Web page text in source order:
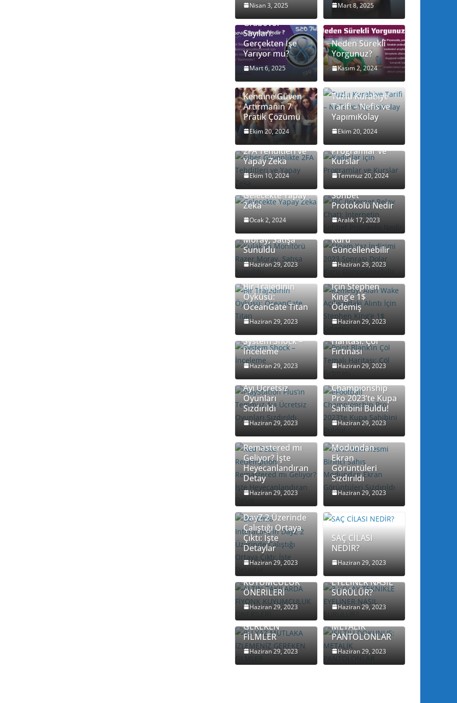
Nisan 3, 2025 Mart 8, 2025
Grabovoi
Sayıları:
Gerçekten İşe
Yarıyor mu?
Mart 6, 2025
Neden Sürekli
Yorgunuz?
Kasım 2, 2024
Kendine Güven
Artırmanın 7
Pratik Çözümü
Ekim 20, 2024
Tuzlu Kurabiye
Tarifi – Nefis ve
YapımıKolay
Ekim 20, 2024
Siber Güvenlikte
2FA Tehditleri ve
Yapay Zeka
Ekim 10, 2024
Kadınlar için
Programlar ve
Kurslar
Temmuz 20, 2024
Gelecekte Yapay
Zeka
Ocak 2, 2024
IRC (Internet
Relay Chat):
İnternetin
Sohbet
Protokolü Nedir
Aralık 17, 2023
Kulak İçi
Monitörü Razer
Moray, Satışa
Sunuldu
Haziran 29, 2023
Steam Yaz
İndirimi 2023
Sonrası Dolar
Kuru
Güncellenebilir
Haziran 29, 2023
Bir Trajedinin
Öyküsü:
OceanGate Titan
Haziran 29, 2023
Remedy, Alan
Wake
Açılışındaki Alıntı
İçin Stephen
King’e 1$
Ödemiş
Haziran 29, 2023
System Shock –
İnceleme
Haziran 29, 2023
Point Blank’in
Haritası: Çöl
Fırtınası
Haziran 29, 2023
PlayStation
Plus’ın Temmuz
Ayı Ücretsiz
Oyunları
Sızdırıldı
Haziran 29, 2023
eFootball
Championship
Pro 2023’te Kupa
Sahibini Buldu!
Haziran 29, 2023
Red Dead
Redemption
Remastered mı
Geliyor? İşte
Heyecanlandıran
Detay
Haziran 29, 2023
Fortnite’ın Resmi
Birinci Şahıs
Modundan
Ekran
Görüntüleri
Sızdırıldı
Haziran 29, 2023
Bohemia
Interactive’in
DayZ 2 Üzerinde
Çalıştığı Ortaya
Çıktı: İşte
Detaylar
Haziran 29, 2023
SAÇ CİLASI
NEDİR?
Haziran 29, 2023
ALTIN
TAKILARDA
KUYUMCULUK
ÖNERİLERİ
Haziran 29, 2023
3 KOLAY
TEKNİKLE
EYELİNER NASIL
SÜRÜLÜR?
Haziran 29, 2023
BU YAZ
MUTLAKA
İZLEMENİZ
GEREKEN
FİLMLER
Haziran 29, 2023
IŞILTILI
DOKUNUŞ:
METALİK
PANTOLONLAR
Haziran 29, 2023